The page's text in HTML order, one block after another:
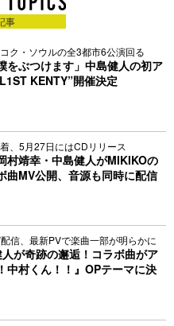
事
ク・ソウルの全3都市6公演回る
をぶつけます」中島健人の初ア
KENTY”開催決定
、5月27日にはCDリリース
村靖幸・中島健人がMIKIKOの
曲MV公開、音源も同時に配信
信、最新PVで楽曲一部が明らかに
が奇跡の邂逅！コラボ曲がア
中村くん！！』OPテーマに決